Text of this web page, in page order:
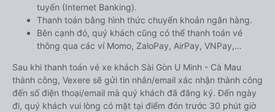
tuyến (Internet Banking).
Thanh toán bằng hình thức chuyển khoản ngân hàng.
Bên cạnh đó, quý khách cũng có thể thanh toán vé
thông qua các ví Momo, ZaloPay, AirPay, VNPay,…
Sau khi thanh toán vé xe khách Sài Gòn U Minh - Cà Mau
thành công, Vexere sẽ gửi tin nhắn/email xác nhận thành công
đến số điện thoại/email mà quý khách đã đăng ký. Đến ngày
đi, quý khách vui lòng có mặt tại điểm đón trước 30 phút giờ